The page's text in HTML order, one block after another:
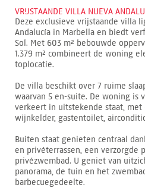
VRIJSTAANDE VILLA NUEVA
Deze exclusieve vrijstaande villa
Andalucía in Marbella en biedt
Sol. Met 603 m² bebouwde
1.379 m² combineert de woning
toplocatie.
De villa beschikt over 7 ruime
waarvan 5 en-suite. De woning is
verkeert in uitstekende staat,
wijnkelder, gastentoilet,
Buiten staat genieten centraal
en privéterrassen, een verzorgde
privézwembad. U geniet van
panorama, de tuin en het
barbecuegedeelte.